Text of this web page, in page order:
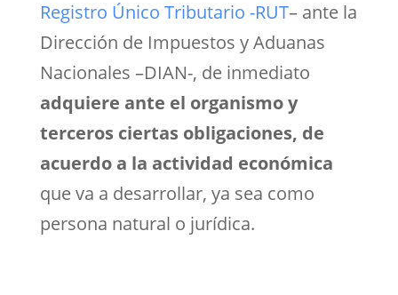
Registro Único Tributario -RUT– ante la
Dirección de Impuestos y Aduanas
Nacionales –DIAN-, de inmediato
adquiere ante el organismo y
terceros ciertas obligaciones, de
acuerdo a la actividad económica
que va a desarrollar, ya sea como
persona natural o jurídica.